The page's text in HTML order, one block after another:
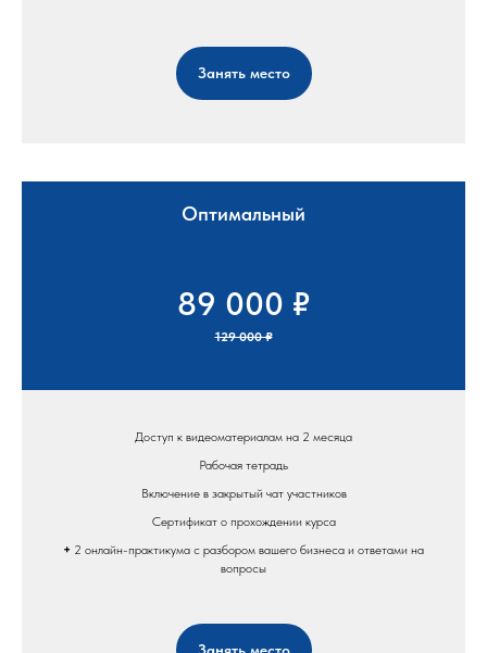
Занять место
Оптимальный
89 000 ₽
129 000 ₽
Доступ к видеоматериалам на 2 месяца
Рабочая тетрадь
Включение в закрытый чат участников
Сертификат о прохождении курса
+ 2 онлайн-практикума с разбором вашего бизнеса и ответами на
вопросы